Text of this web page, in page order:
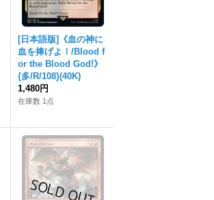
[日本語版]《血の神に
血を捧げよ！/Blood f
or the Blood God!》
{多/R/108}(40K)
1,480円
在庫数 1点